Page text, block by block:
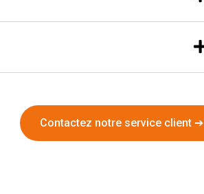
Contactez notre service client ➔